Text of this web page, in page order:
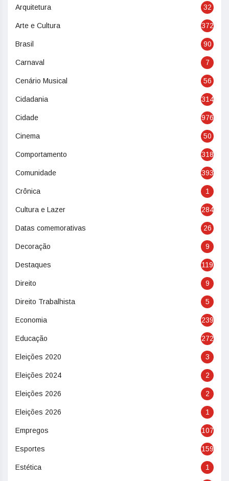
Arquitetura 32
Arte e Cultura 372
Brasil 90
Carnaval 7
Cenário Musical 56
Cidadania 314
Cidade 976
Cinema 50
Comportamento 318
Comunidade 393
Crônica 1
Cultura e Lazer 284
Datas comemorativas 26
Decoração 9
Destaques 119
Direito 9
Direito Trabalhista 5
Economia 239
Educação 272
Eleições 2020 3
Eleições 2024 2
Eleições 2026 2
Eleições 2026 1
Empregos 107
Esportes 159
Estética 1